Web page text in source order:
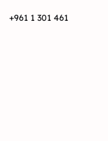
+961 1 301 461